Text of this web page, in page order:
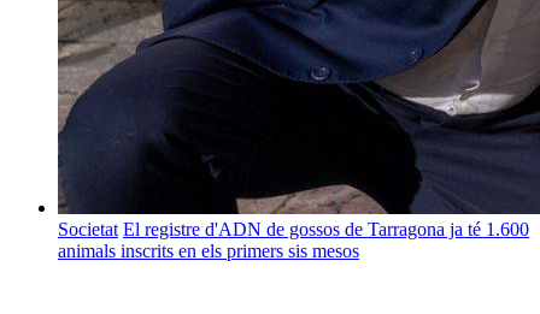
Societat El registre d'ADN de gossos de Tarragona ja té 1.600
animals inscrits en els primers sis mesos